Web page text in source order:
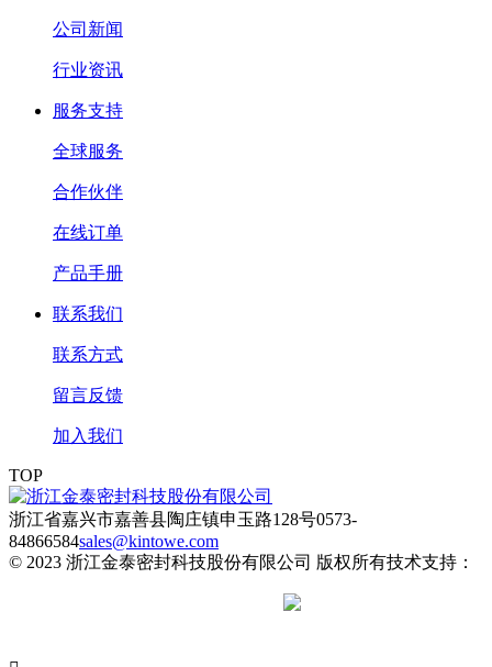
公司新闻
行业资讯
服务支持
全球服务
合作伙伴
在线订单
产品手册
联系我们
联系方式
留言反馈
加入我们
TOP
浙江省嘉兴市嘉善县陶庄镇申玉路128号0573-
84866584sales@kintowe.com
© 2023 浙江金泰密封科技股份有限公司 版权所有技术支持：